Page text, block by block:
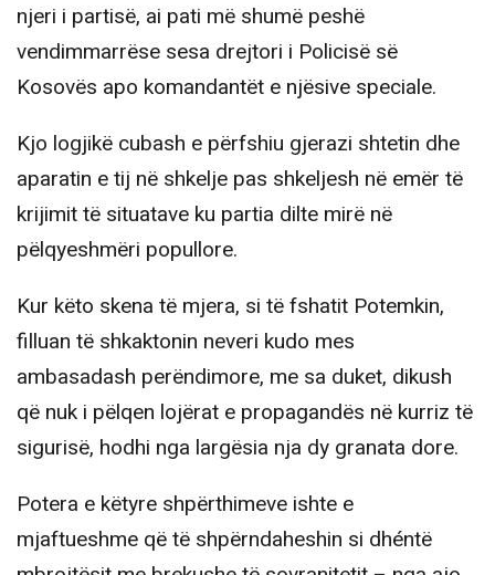
njeri i partisë, ai pati më shumë peshë
vendimmarrëse sesa drejtori i Policisë së
Kosovës apo komandantët e njësive speciale.
Kjo logjikë cubash e përfshiu gjerazi shtetin dhe
aparatin e tij në shkelje pas shkeljesh në emër të
krijimit të situatave ku partia dilte mirë në
pëlqyeshmëri popullore.
Kur këto skena të mjera, si të fshatit Potemkin,
filluan të shkaktonin neveri kudo mes
ambasadash perëndimore, me sa duket, dikush
që nuk i pëlqen lojërat e propagandës në kurriz të
sigurisë, hodhi nga largësia nja dy granata dore.
Potera e këtyre shpërthimeve ishte e
mjaftueshme që të shpërndaheshin si dhéntë